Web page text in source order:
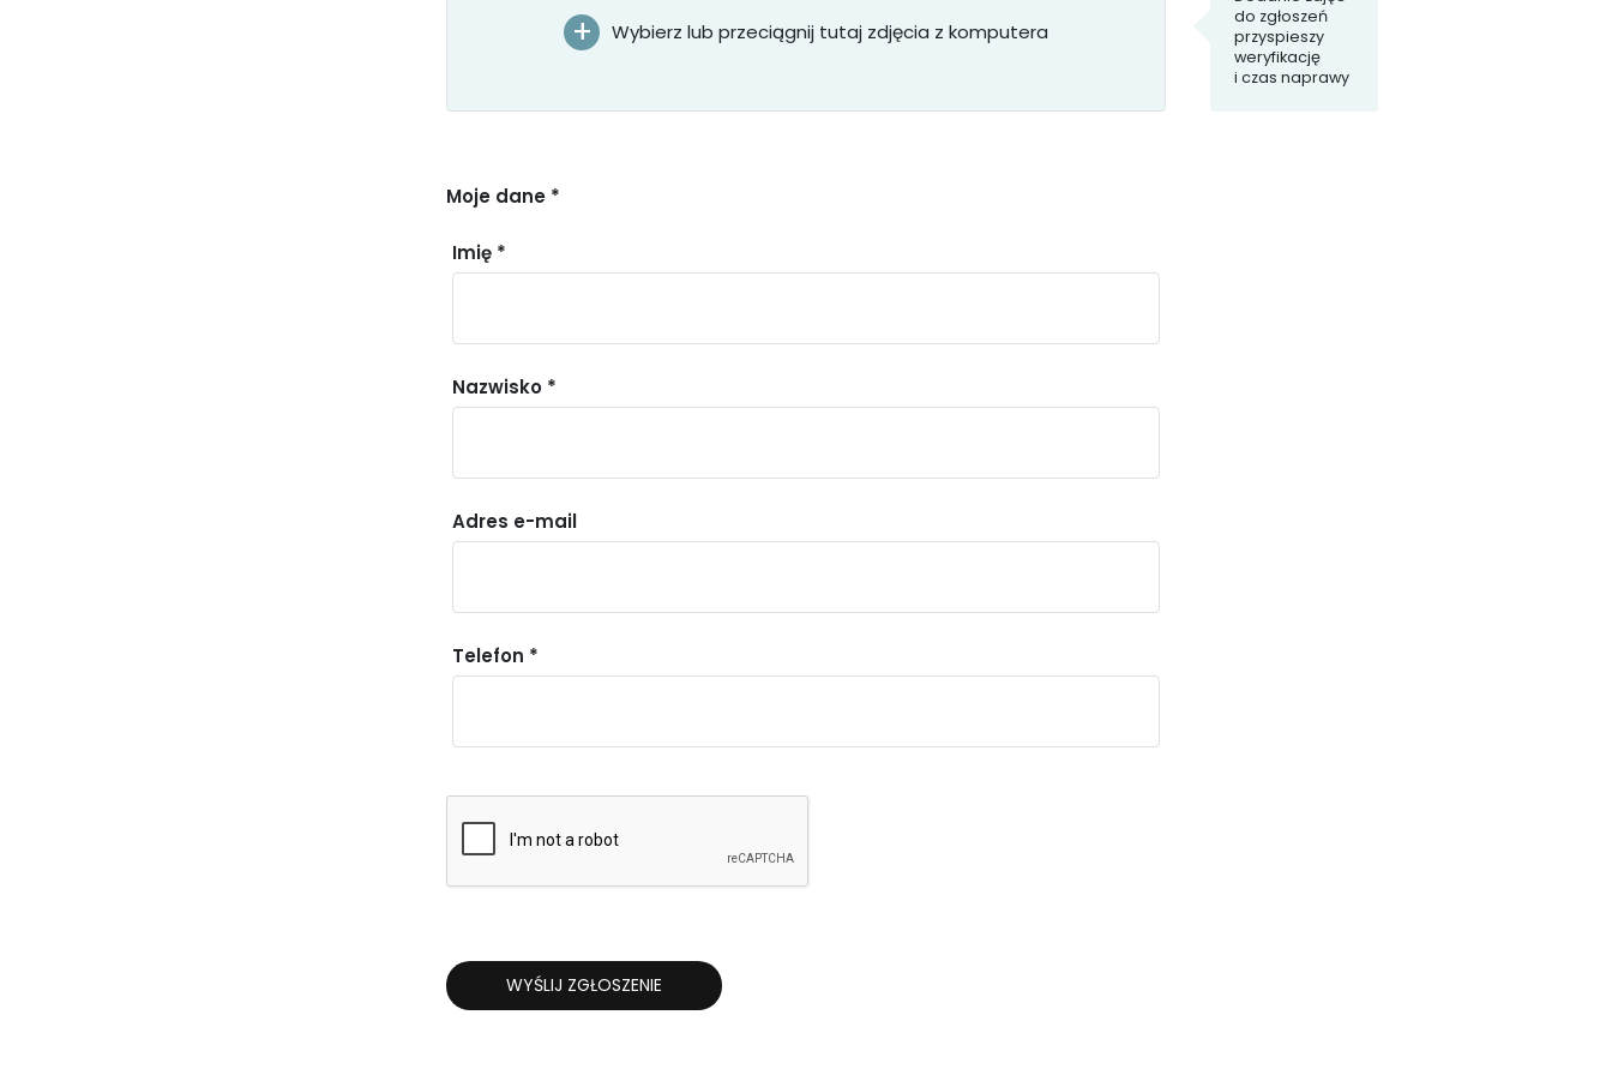
do zgłoszeń
przyspieszy
weryfikację
i czas naprawy
Wybierz lub przeciągnij tutaj zdjęcia z komputera
Moje dane *
Imię *
Nazwisko *
Adres e-mail
Telefon *
WYŚLIJ ZGŁOSZENIE